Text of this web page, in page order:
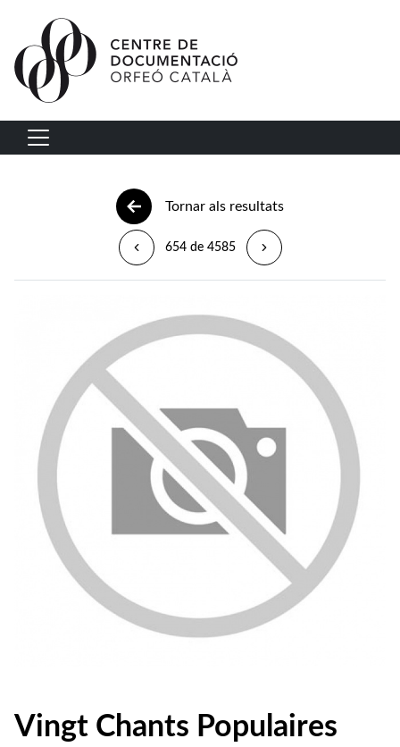
Vés al contingut
Navegació principal
Tornar als resultats
654 de 4585
Vingt Chants Populaires